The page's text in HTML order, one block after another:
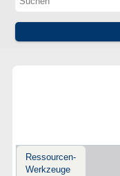
Ressourcen-
Werkzeuge